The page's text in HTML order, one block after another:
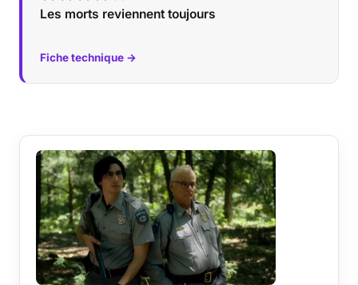
Les morts reviennent toujours
Fiche technique →